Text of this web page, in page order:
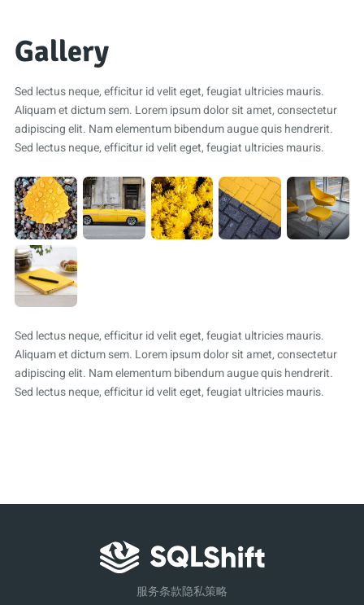
Gallery
Sed lectus neque, efficitur id velit eget, feugiat ultricies mauris.
Aliquam et dictum sem. Lorem ipsum dolor sit amet, consectetur
adipiscing elit. Nam elementum bibendum augue quis hendrerit.
Sed lectus neque, efficitur id velit eget, feugiat ultricies mauris.
Sed lectus neque, efficitur id velit eget, feugiat ultricies mauris.
Aliquam et dictum sem. Lorem ipsum dolor sit amet, consectetur
adipiscing elit. Nam elementum bibendum augue quis hendrerit.
Sed lectus neque, efficitur id velit eget, feugiat ultricies mauris.
服务条款隐私策略